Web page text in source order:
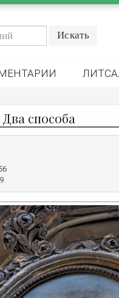
способа